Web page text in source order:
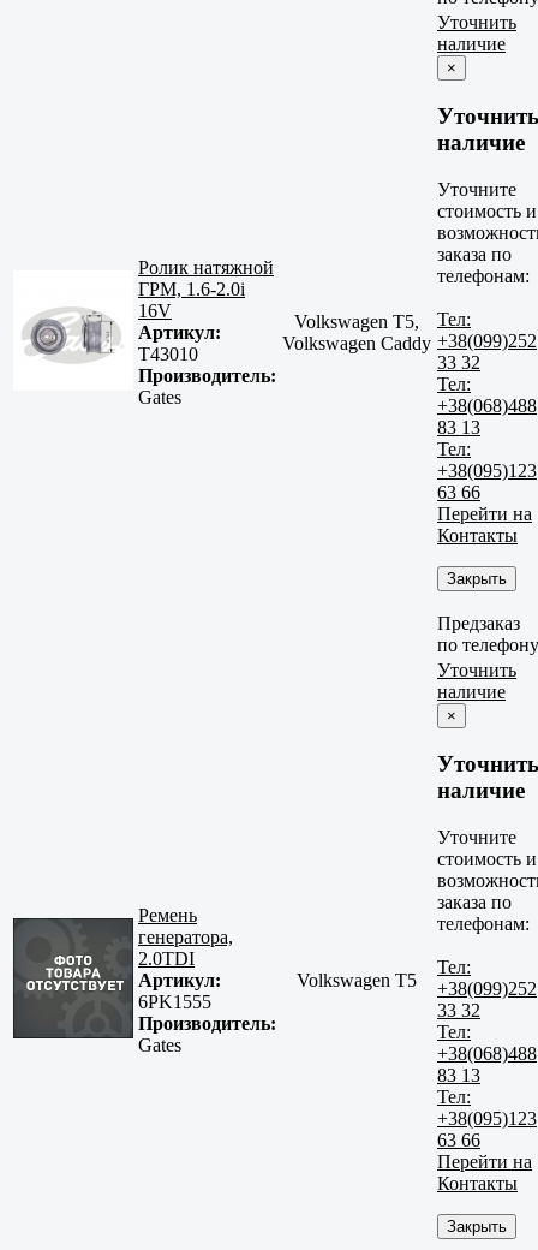
Ролик натяжной
ГРМ, 1.6-2.0i
16V
Артикул:
T43010
Производитель:
Gates
Volkswagen T5,
Volkswagen Caddy
Уточнить
наличие
×
Уточнить
наличие
Уточните
стоимость и
заказа по
телефонам:
Тел:
+38(099)252
33 32
Тел:
+38(068)488
83 13
Тел:
+38(095)123
63 66
Перейти на
Контакты
Закрыть
Предзаказ
по телефону
Ремень
генератора,
2.0TDI
Артикул:
6PK1555
Производитель:
Gates
Volkswagen T5
Уточнить
наличие
×
Уточнить
наличие
Уточните
стоимость и
заказа по
телефонам:
Тел:
+38(099)252
33 32
Тел:
+38(068)488
83 13
Тел:
+38(095)123
63 66
Перейти на
Контакты
Закрыть